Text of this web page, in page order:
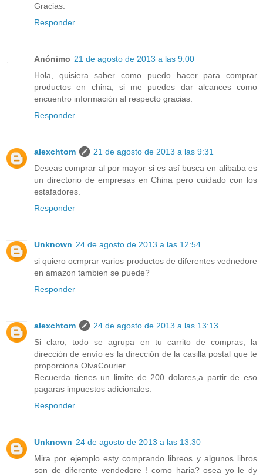
Gracias.
Responder
Anónimo 21 de agosto de 2013 a las 9:00
Hola, quisiera saber como puedo hacer para comprar
productos en china, si me puedes dar alcances como
encuentro información al respecto gracias.
Responder
alexchtom
21 de agosto de 2013 a las 9:31
Deseas comprar al por mayor si es así busca en alibaba es
un directorio de empresas en China pero cuidado con los
estafadores.
Responder
Unknown 24 de agosto de 2013 a las 12:54
si quiero ocmprar varios productos de diferentes vednedore
en amazon tambien se puede?
Responder
alexchtom
24 de agosto de 2013 a las 13:13
Si claro, todo se agrupa en tu carrito de compras, la
dirección de envío es la dirección de la casilla postal que te
proporciona OlvaCourier.
Recuerda tienes un limite de 200 dolares,a partir de eso
pagaras impuestos adicionales.
Responder
Unknown 24 de agosto de 2013 a las 13:30
Mira por ejemplo esty comprando libreos y algunos libros
son de diferente vendedore ! como haria? osea yo le dy